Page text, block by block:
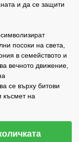
и да се защити
посоки на света,
в семейството и
вечното движение,
се върху битови
късмет на